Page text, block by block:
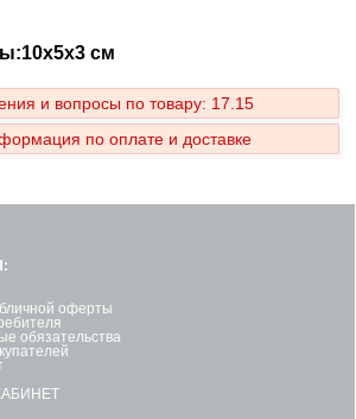
см
и вопросы по товару: 17.15
по оплате и доставке
оферты
обязательства